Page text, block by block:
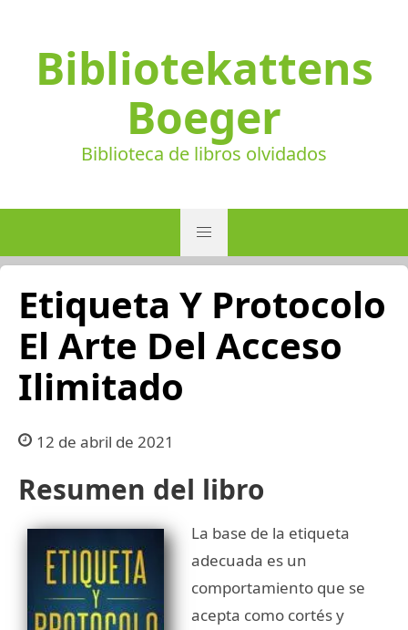
Bibliotekattens
Boeger
Biblioteca de libros olvidados
Etiqueta Y Protocolo
El Arte Del Acceso
Ilimitado
12 de abril de 2021
Resumen del libro
La base de la etiqueta
adecuada es un
comportamiento que se
acepta como cortés y